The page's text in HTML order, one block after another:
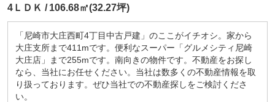
4ＬＤＫ 106.68㎡(32.27坪)
「尼崎市大庄西町4丁目中古戸建」のここがイチオシ。家から
大庄支所まで411mです。便利なスーパー「グルメシティ尼崎
大庄店」まで255mです。南向きの物件です。不動産をお探し
なら、当社にお任せください。当社は数多くの不動産情報を取
り扱っております。ぜひ当社での不動産探しをご検討くださ
い。